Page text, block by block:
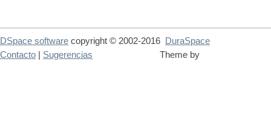
DSpace software copyright © 2002-2016
DuraSpace
Theme by
Contacto Sugerencias